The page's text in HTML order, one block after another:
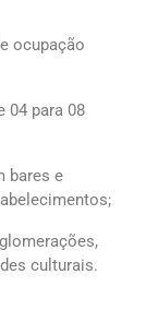
ocupação
04 para 08
bares e
culturais.